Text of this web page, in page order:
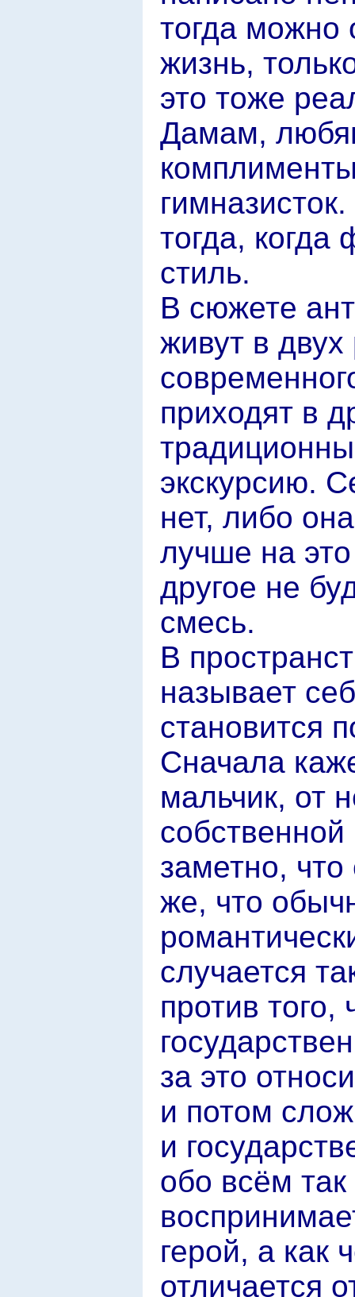
тогда можно
жизнь,
это тоже
Дамам,
тогда,
стиль.
В сюжете
живут в
приходят в
экскурсию.
нет, либо
лучше на
другое не
смесь.
В
называет
становится
Сначала
мальчик, от
заметно,
же, что
случается
против
за это
и потом
и
обо всём
герой, а как
отличается